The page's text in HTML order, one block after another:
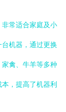
常适合家庭及小
机器，通过更换
禽、牛羊等多种
，提高了机器利